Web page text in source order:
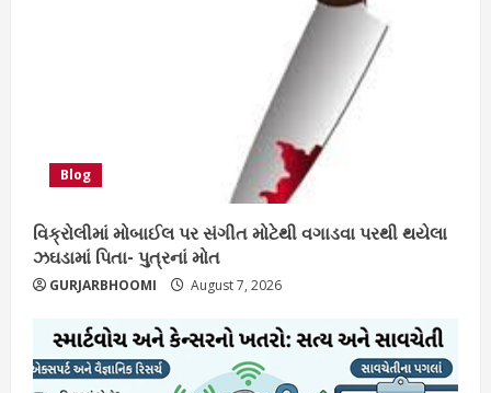
Blog
વિક્રોલીમાં મોબાઈલ પર સંગીત મોટેથી વગાડવા પરથી થયેલા
ઝઘડામાં પિતા- પુત્રનાં મોત
GURJARBHOOMI August 7, 2026